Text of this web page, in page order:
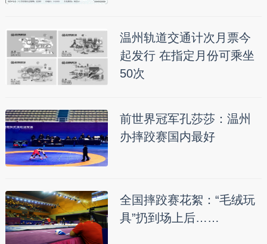
温州轨道交通计次月票今
起发行 在指定月份可乘坐
50次
前世界冠军孔莎莎：温州
办摔跤赛国内最好
全国摔跤赛花絮：“毛绒玩
具”扔到场上后……